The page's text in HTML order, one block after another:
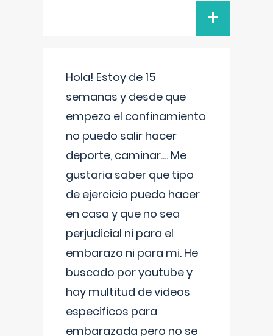
+
Hola! Estoy de 15
semanas y desde que
empezo el confinamiento
no puedo salir hacer
deporte, caminar.... Me
gustaria saber que tipo
de ejercicio puedo hacer
en casa y que no sea
perjudicial ni para el
embarazo ni para mi. He
buscado por youtube y
hay multitud de videos
especificos para
embarazada pero no se